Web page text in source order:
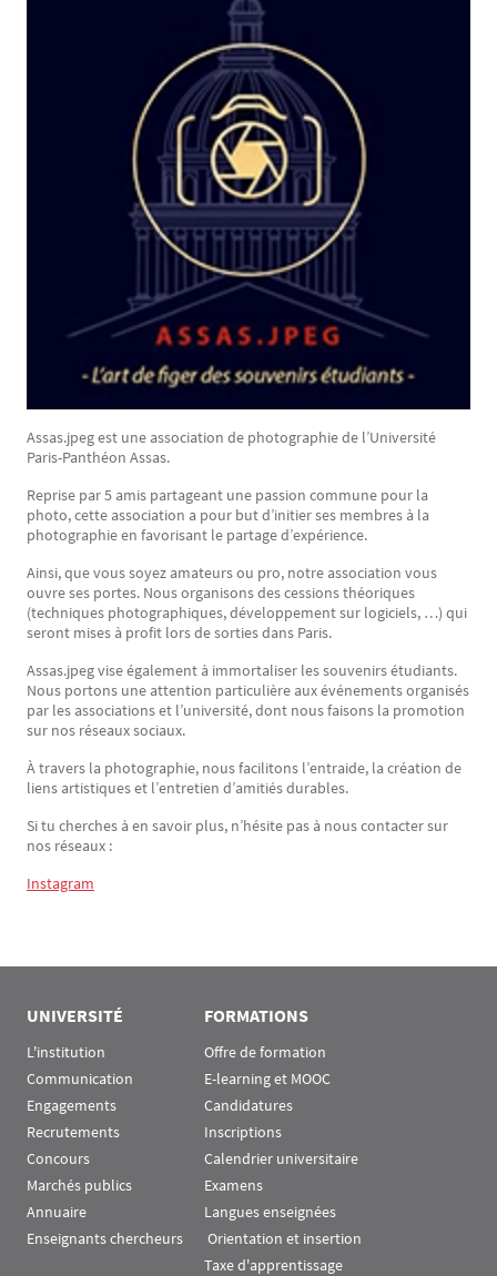
Assas.jpeg est une association de photographie de l’Université
Paris-Panthéon Assas.
Reprise par 5 amis partageant une passion commune pour la
photo, cette association a pour but d’initier ses membres à la
photographie en favorisant le partage d’expérience.
Ainsi, que vous soyez amateurs ou pro, notre association vous
ouvre ses portes. Nous organisons des cessions théoriques
(techniques photographiques, développement sur logiciels, …) qui
seront mises à profit lors de sorties dans Paris.
Assas.jpeg vise également à immortaliser les souvenirs étudiants.
Nous portons une attention particulière aux événements organisés
par les associations et l’université, dont nous faisons la promotion
sur nos réseaux sociaux.
À travers la photographie, nous facilitons l’entraide, la création de
liens artistiques et l’entretien d’amitiés durables.
Si tu cherches à en savoir plus, n’hésite pas à nous contacter sur
nos réseaux :
Instagram
UNIVERSITÉ
L'institution
Communication
Engagements
Recrutements
Concours
Marchés publics
Annuaire
Enseignants chercheurs
FORMATIONS
Offre de formation
E-learning et MOOC
Candidatures
Inscriptions
Calendrier universitaire
Examens
Langues enseignées
Orientation et insertion
Taxe d'apprentissage